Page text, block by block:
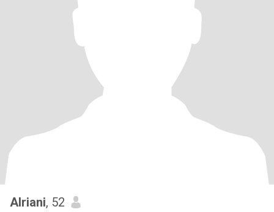
Alriani, 52